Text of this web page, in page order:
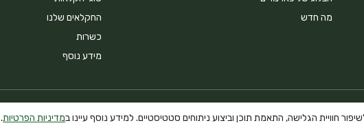
מה חדש
החקלאים שלנו
כשרות
מידע נוסף
חוויית הגלישה, התאמת תוכן וביצוע ניתוחים סטטיסטיים. למידע נוסף עיינו במדיניות הפרטיות.